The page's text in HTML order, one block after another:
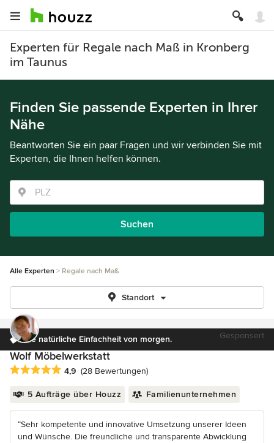
Experten für Regale nach Maß in Kronberg
im Taunus
Finden Sie passende Experten in Ihrer
Nähe
Beantworten Sie ein paar Fragen und wir verbinden Sie mit
Experten, die Ihnen helfen können.
Suchen
Alle Experten Regale nach Maß
Standort
Die natürliche Einfachheit von morgen. Gesponsert
Wolf Möbelwerkstatt
Durchschnittliche Bewertung: 4.9 von 5 Sternen
4,9 (28 Bewertungen)
5 Aufträge über Houzz Familienunternehmen
“Sehr kompetente und innovative Umsetzung unserer Ideen
und Wünsche. Die freundliche und transparente Abwicklung